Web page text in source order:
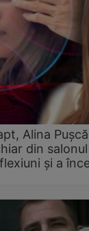
Alina
din
și a